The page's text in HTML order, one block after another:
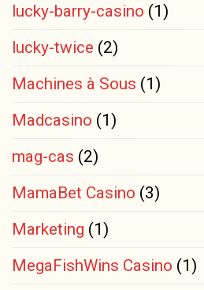
lucky-barry-casino (1)
lucky-twice (2)
Machines à Sous (1)
Madcasino (1)
mag-cas (2)
MamaBet Casino (3)
Marketing (1)
MegaFishWins Casino (1)